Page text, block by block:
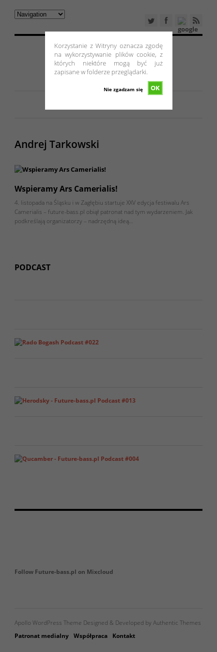
Korzystanie z Witryny oznacza zgodę
na wykorzystywanie plików cookie, z
których niektóre mogą być już
zapisane w folderze przeglądarki.
OK
Nie zgadzam się
Andrej Tarkowski
Wspieramy Ars Camerialis!
4. listopada na Śląsku i w Zagłębiu startuje XXV edycja festiwalu Ars
Camerialis – future-bass.pl obiął patronat nad tym wydarzeniem. Jak
podkreślają organizatorzy – nadrzędną ideą…
PODCAST
Follow Future-bass.pl on Mixcloud
Apollo WordPress Theme Designed & Developed by Authentic Themes
Patronat medialny Współpraca Kontakt